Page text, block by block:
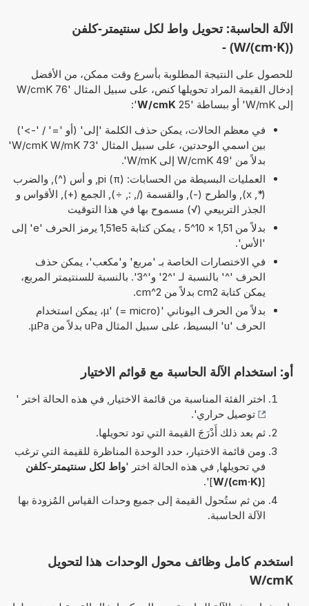
الآلة الحاسبة: تحويل واط لكل سنتيمتر-كلفن
(W/(cm·K)) -
للحصول على النتيجة المطلوبة بأسرع وقت ممكن، من الأفضل
إدخال القيمة المراد تحويلها كنص، على سبيل المثال '76 W/cmK
إلى W/mK' أو ببساطة '25
W/cmK
':
في معظم الحالات، يمكن حذف الكلمة 'إلى' (أو '=' / '->')
بين اسمي الوحدتين، على سبيل المثال '73 W/cmK W/mK'
بدلاً من '49 W/cmK إلى W/mK'.
العمليات البسيطة من الحسابات: pi (π), و أس (^), والضرب
(*, x), والطرح (-), والقسمة (/, :, ÷), الجمع (+), الأقواس و
الجذر التربيعي (√) مسموح بها في هذا التوقيت
بدلاً من 1,51 × 10^5 ، يمكن كتابة 1,51e5 يرمز الحرف 'e' إلى
'الأس'.
في الاختصارات الخاصة بـ 'مربع' و'مكعب'، يمكن حذف
الحرف '^' بالنسبة لـ '^2' و'^3'. بالنسبة للسنتيمتر المربع،
يمكن كتابة cm2 بدلاً من cm^2.
بدلاً من الحرف اليوناني 'µ' (= micro)، يمكن استخدام
الحرف 'u' البسيط، على سبيل المثال uPa بدلاً من µPa.
أو: استخدام الآلة الحاسبة مع قوائم الاختيار
اختر الفئة المناسبة من قائمة الاختيار, في هذه الحالة اختر '
توصيل حراري'.
ثم بعد ذلك أَدْرَجَ القيمة التي تود تحويلها.
ومن قائمة الاختيار، حدد الوحدة المناظرة للقيمة التي ترغب
في تحويلها, في هذه الحالة اختر 'واط لكل سنتيمتر-كلفن
[
W/(cm·K)
]'.
من ثم ستُحول القيمة إلى جميع وحدات القياس المُزودة بها
الآلة الحاسبة.
استخدم كامل وظائف محول الوحدات هذا لتحويل
W/cmK